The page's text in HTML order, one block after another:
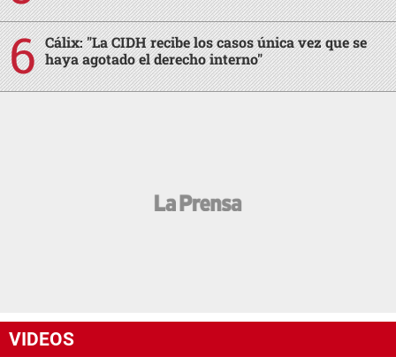
Cálix: "La CIDH recibe los casos única vez que se
haya agotado el derecho interno"
VIDEOS